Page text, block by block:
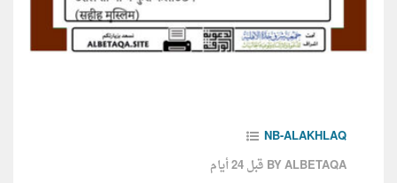
NB-ALAKHLAQ
قبل 24 أيام BY ALBETAQA